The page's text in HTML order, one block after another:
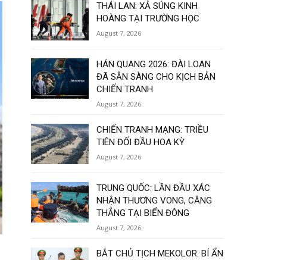
THÁI LAN: XẢ SÚNG KINH
HOÀNG TẠI TRƯỜNG HỌC
August 7, 2026
HÁN QUANG 2026: ĐÀI LOAN
ĐÃ SẴN SÀNG CHO KỊCH BẢN
CHIẾN TRANH
August 7, 2026
CHIẾN TRANH MẠNG: TRIỀU
TIÊN ĐỐI ĐẦU HOA KỲ
August 7, 2026
TRUNG QUỐC: LẦN ĐẦU XÁC
NHẬN THƯƠNG VONG, CĂNG
THẲNG TẠI BIỂN ĐÔNG
August 7, 2026
BẮT CHỦ TỊCH MEKOLOR: BÍ ẨN